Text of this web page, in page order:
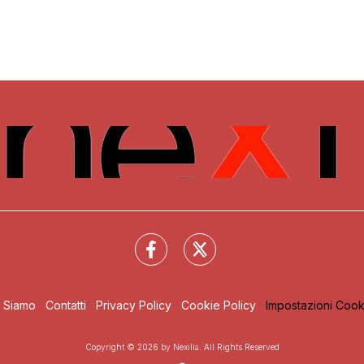
Siamo Contatti Privacy Policy Cookie Policy Impostazioni
Copyright © 2026 by Nexilia. All Rights Reserved